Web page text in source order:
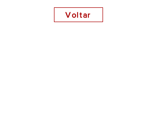
Voltar